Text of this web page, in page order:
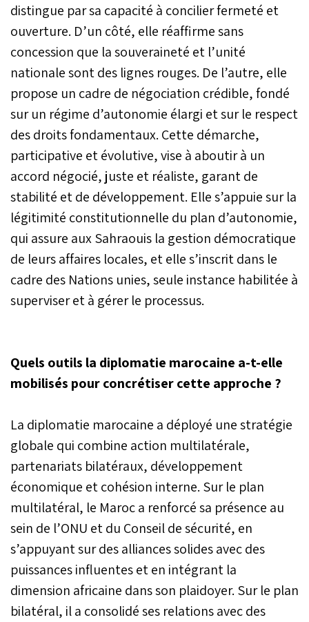
distingue par sa capacité à concilier fermeté et
ouverture. D’un côté, elle réaffirme sans
concession que la souveraineté et l’unité
nationale sont des lignes rouges. De l’autre, elle
propose un cadre de négociation crédible, fondé
sur un régime d’autonomie élargi et sur le respect
des droits fondamentaux. Cette démarche,
participative et évolutive, vise à aboutir à un
accord négocié, juste et réaliste, garant de
stabilité et de développement. Elle s’appuie sur la
légitimité constitutionnelle du plan d’autonomie,
qui assure aux Sahraouis la gestion démocratique
de leurs affaires locales, et elle s’inscrit dans le
cadre des Nations unies, seule instance habilitée à
superviser et à gérer le processus.
Quels outils la diplomatie marocaine a-t-elle
mobilisés pour concrétiser cette approche ?
La diplomatie marocaine a déployé une stratégie
globale qui combine action multilatérale,
partenariats bilatéraux, développement
économique et cohésion interne. Sur le plan
multilatéral, le Maroc a renforcé sa présence au
sein de l’ONU et du Conseil de sécurité, en
s’appuyant sur des alliances solides avec des
puissances influentes et en intégrant la
dimension africaine dans son plaidoyer. Sur le plan
bilatéral, il a consolidé ses relations avec des